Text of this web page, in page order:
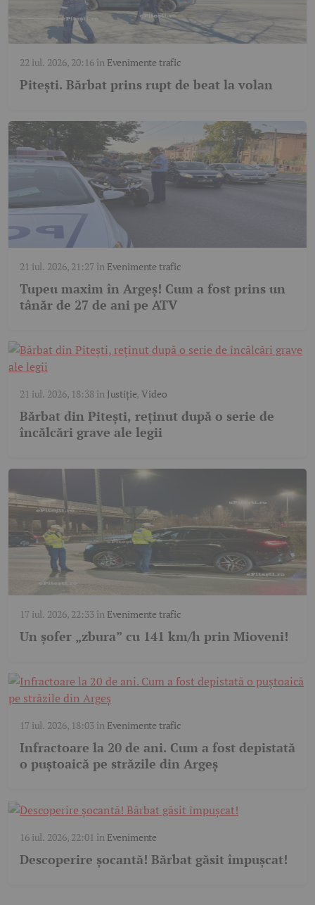
22 iul. 2026, 20:16în Evenimente trafic
Pitești. Bărbat prins rupt de beat la volan
21 iul. 2026, 21:27în Evenimente trafic
Tupeu maxim în Argeș! Cum a fost prins un
tânăr de 27 de ani pe ATV
21 iul. 2026, 18:38în Justiție,Video
Bărbat din Pitești, reținut după o serie de
încălcări grave ale legii
17 iul. 2026, 22:33în Evenimente trafic
Un șofer „zbura” cu 141 km/h prin Mioveni!
17 iul. 2026, 18:03în Evenimente trafic
Infractoare la 20 de ani. Cum a fost depistată
o puștoaică pe străzile din Argeș
16 iul. 2026, 22:01 în Evenimente
Descoperire șocantă! Bărbat găsit împușcat!